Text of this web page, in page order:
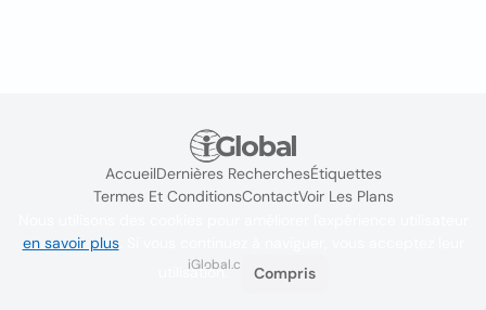
AccueilDernières RecherchesÉtiquettes
Termes Et ConditionsContactVoir Les Plans
iGlobal.co @ 2024
en savoir plus. Si vous continuez à naviguer, vous acceptez leur
utilisation.
Compris